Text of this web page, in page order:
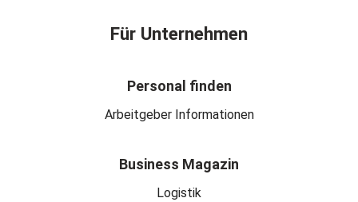
Für Unternehmen
Personal finden
Arbeitgeber Informationen
Business Magazin
Logistik